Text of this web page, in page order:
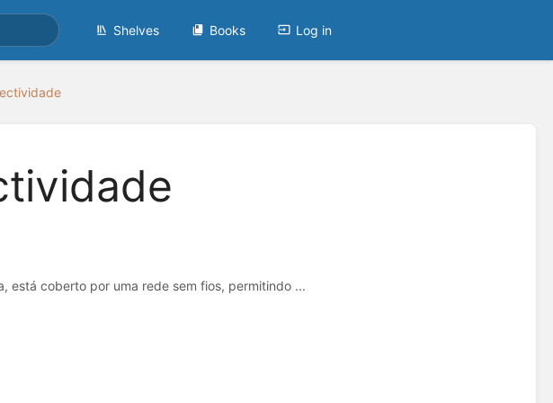
Shelves Books Log in
está coberto por uma rede sem fios, permitindo ...